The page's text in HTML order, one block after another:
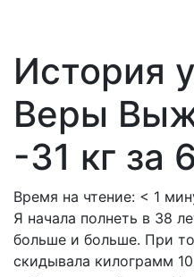
История
Веры
-31 кг за
Время на чтение: < 1
Я начала полнеть в 38
больше и больше. При
скидывала килограмм